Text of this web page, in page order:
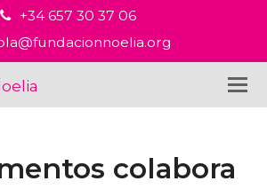
+34 657 30 37 06
colabora